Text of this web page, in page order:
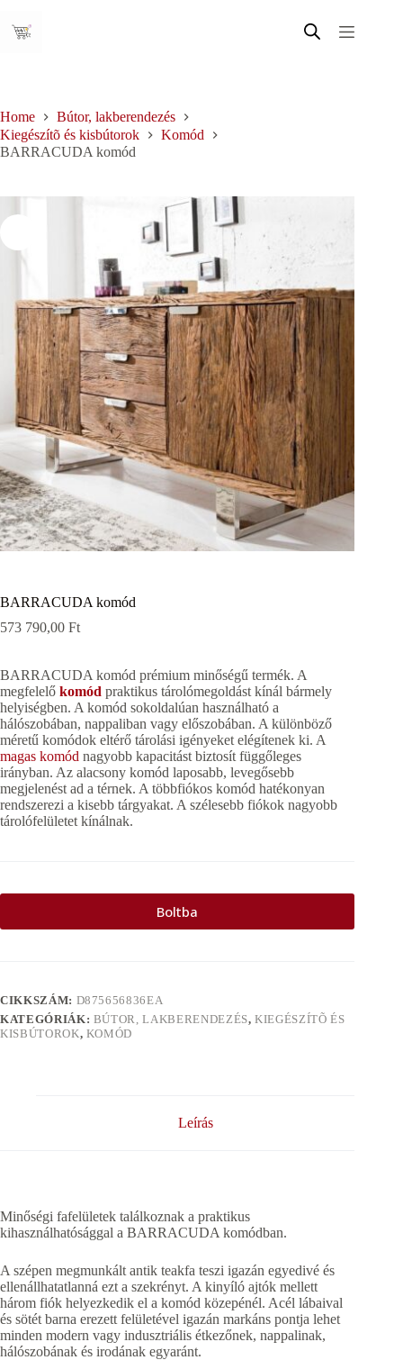
content
Home
Bútor, lakberendezés
Kiegészítõ és kisbútorok
Komód
BARRACUDA komód
BARRACUDA komód
573 790,00 Ft
BARRACUDA komód prémium minőségű termék. A
megfelelő komód praktikus tárolómegoldást kínál bármely
helyiségben. A komód sokoldalúan használható a
hálószobában, nappaliban vagy előszobában. A különböző
méretű komódok eltérő tárolási igényeket elégítenek ki. A
magas komód nagyobb kapacitást biztosít függőleges
irányban. Az alacsony komód laposabb, levegősebb
megjelenést ad a térnek. A többfiókos komód hatékonyan
rendszerezi a kisebb tárgyakat. A szélesebb fiókok nagyobb
tárolófelületet kínálnak.
Boltba
CIKKSZÁM: D875656836EA
KATEGÓRIÁK: BÚTOR, LAKBERENDEZÉS,KIEGÉSZÍTÕ ÉS
KISBÚTOROK, KOMÓD
Leírás
Minőségi fafelületek találkoznak a praktikus
kihasználhatósággal a BARRACUDA komódban.
A szépen megmunkált antik teakfa teszi igazán egyedivé és
ellenállhatatlanná ezt a szekrényt. A kinyíló ajtók mellett
három fiók helyezkedik el a komód közepénél. Acél lábaival
és sötét barna erezett felületével igazán markáns pontja lehet
minden modern vagy indusztriális étkezőnek, nappalinak,
hálószobának és irodának egyaránt.